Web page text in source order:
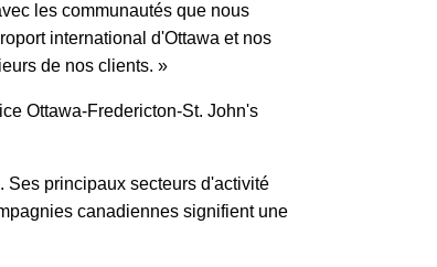
les communautés que nous
international d'Ottawa et nos
de nos clients. »
Ottawa-Fredericton-St. John's
Ses principaux secteurs d'activité
canadiennes signifient une